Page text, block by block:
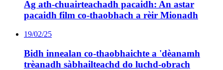
Ag ath-chuairteachadh pacaidh: An astar
pacaidh film co-thaobhach a rèir Mionadh
19/02/25
Bidh innealan co-thaobhaichte a 'dèanamh
trèanadh sàbhailteachd do luchd-obrach